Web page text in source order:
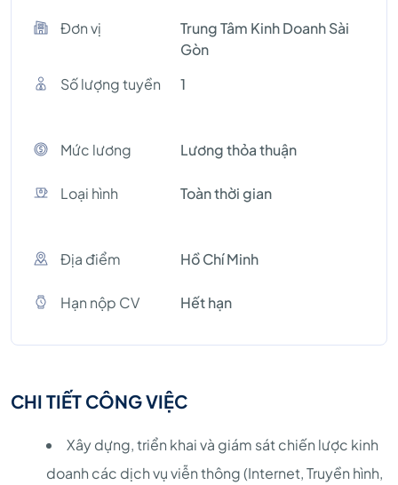
Đơn vị
Trung Tâm Kinh Doanh Sài
Gòn
Số lượng tuyền
1
Mức lương Lương thỏa thuận
Loại hình Toàn thời gian
Địa điểm Hồ Chí Minh
Hạn nộp CV Hết hạn
CHI TIẾT CÔNG VIỆC
Xây dựng, triển khai và giám sát chiến lược kinh
doanh các dịch vụ viễn thông (Internet, Truyền hình,